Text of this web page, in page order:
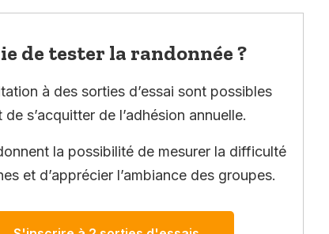
de tester la randonnée ?
à des sorties d’essai sont possibles
de s’acquitter de l’adhésion annuelle.
la possibilité de mesurer la difficulté
et d’apprécier l’ambiance des groupes.